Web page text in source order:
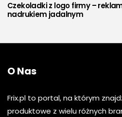
Czekoladki z logo firmy –
nadrukiem jadalnym
O Nas
Frix.pl to portal, na którym
produktowe z wielu różnych